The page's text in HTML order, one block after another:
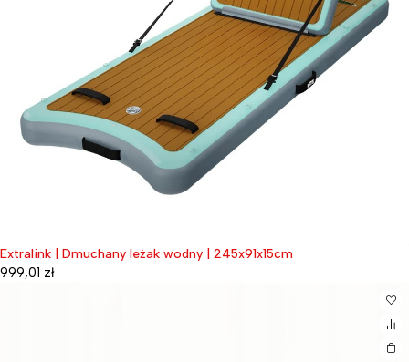
Extralink | Dmuchany leżak wodny | 245x91x15cm
999,01 zł